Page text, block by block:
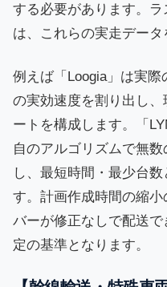
する必要があります。
は、これらの実走データ
例えば「Loogia」は実際
の実効速度を割り出し
ートを構成します。「
自のアルゴリズムで無
し、最短時間・最少台
す。計画作成時間の縮
バーが修正なしで配送
定の基準となります。